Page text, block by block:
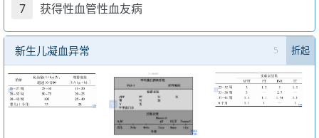
7 获得性血管性血友病
新生儿凝血异常 5 折起